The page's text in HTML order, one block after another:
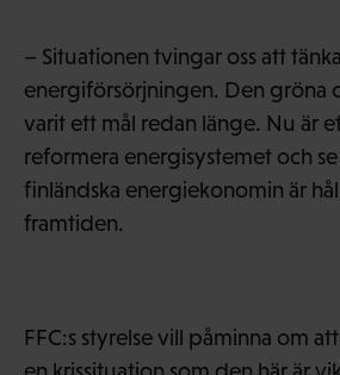
– Situationen tvingar oss att
energiförsörjningen. Den gröna
varit ett mål redan länge. Nu är
reformera energisystemet och
finländska energiekonomin är
framtiden.
FFC:s styrelse vill påminna om